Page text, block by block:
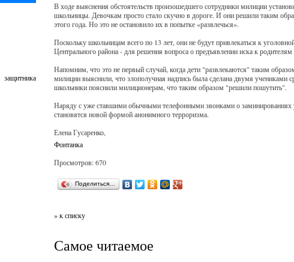
В ходе выяснения обстоятельств произошедшего сотрудники милиции
школьницы. Девочкам просто стало скучно в дороге. И они решили таким
этого года. Но это не остановило их в попытке «развлечься».
Поскольку школьницам всего по 13 лет, они не будут привлекаться к
Центрального района - для решения вопроса о предъявлении иска к
Напомним, что это не первый случай, когда дети "развлекаются" таким
милиции выяснили, что злополучная надпись была сделана двумя
школьники пояснили милиционерам, что таким образом "решили пошутить".
Наряду с уже ставшими обычными телефонными звонками о заминированиях
становятся новой формой анонимного терроризма.
Елена Гусаренко,
Фонтанка
Просмотров: 670
Поделиться…
» к списку
Самое читаемое